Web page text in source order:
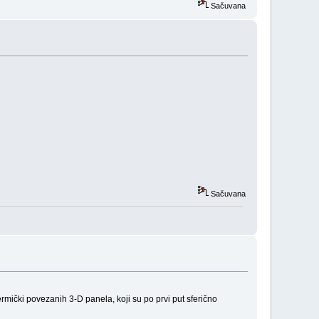
Sačuvana
Sačuvana
povezanih 3-D panela, koji su po prvi put sferično